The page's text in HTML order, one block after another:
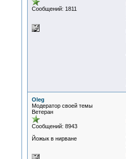
Сообщений: 1811
Oleg
Модератор своей темы
Ветеран
Сообщений: 8943
Йожык в нирване